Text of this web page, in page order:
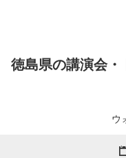
徳島県の講演会・
ウ